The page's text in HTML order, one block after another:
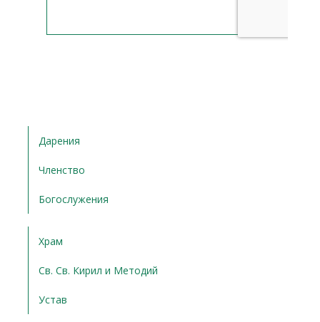
Дарения
Членство
Богослужения
Храм
Св. Св. Кирил и Методий
Устав